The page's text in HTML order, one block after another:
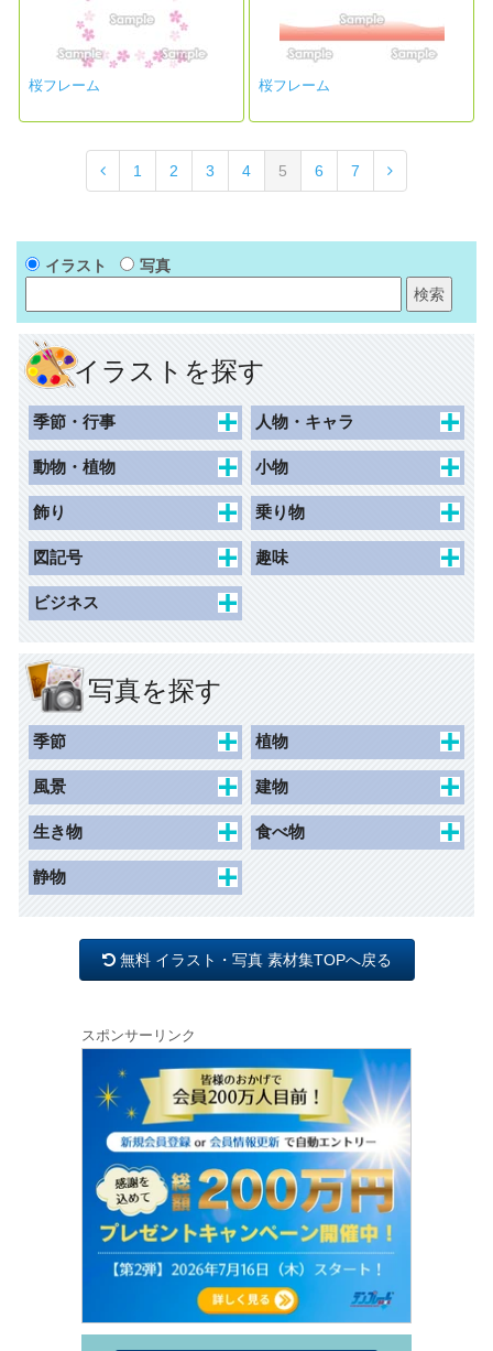
桜フレーム 桜フレーム
1 2 3 4 5 6 7
イラスト 写真
イラストを探す
季節・行事
春
夏
秋
冬
記念日
国旗
レジャー
人物・キャラ
キャラクター
動物キャラクター
女性
動物・植物
花束
花
草木
動物・昆虫
小物
食べ物・飲み物
持ち物・日用品
その他
飾り
枠（ハガキ）
枠（名刺）
枠（写真シール）
枠（リフィル）
ネームシール
ライン
バック（背景）
乗り物
交通
図記号
一般施設
商業施設
観光・文化・スポーツ施設
安全
禁止
指示
趣味
ビジネス
アイテム
マーク
荷札
荷札（千社札シールサイ
ズ）
写真を探す
季節
春
夏
秋
冬
ひなまつり
植物
桜
チューリップ
カーネーション
木 草 森
風景
景観
水辺
眺望
建物
史跡
生き物
人物
食べ物
静物
インテリア
無料 イラスト・写真 素材集TOPへ戻る
スポンサーリンク